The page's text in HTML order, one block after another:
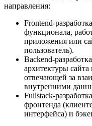
направления:
Frontend-
функционала,
приложения или
пользователь).
Backend-
архитектуры
отвечающей за
внутренними
Fullstack-
фронтенда
интерфейса) и